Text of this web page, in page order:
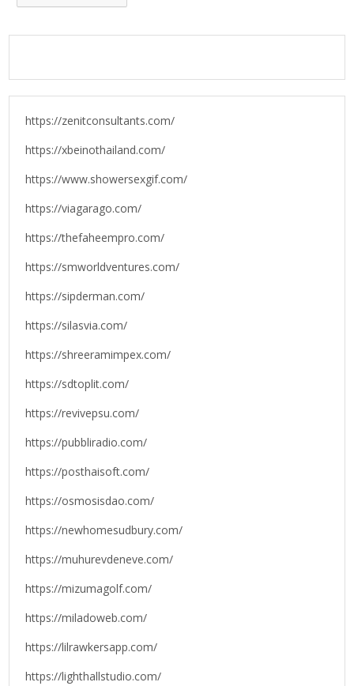
https://zenitconsultants.com/
https://xbeinothailand.com/
https://www.showersexgif.com/
https://viagarago.com/
https://thefaheempro.com/
https://smworldventures.com/
https://sipderman.com/
https://silasvia.com/
https://shreeramimpex.com/
https://sdtoplit.com/
https://revivepsu.com/
https://pubbliradio.com/
https://posthaisoft.com/
https://osmosisdao.com/
https://newhomesudbury.com/
https://muhurevdeneve.com/
https://mizumagolf.com/
https://miladoweb.com/
https://lilrawkersapp.com/
https://lighthallstudio.com/